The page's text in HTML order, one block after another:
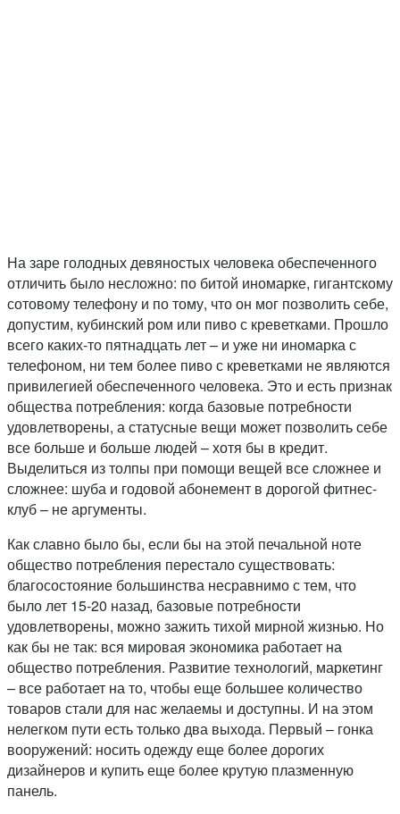
На заре голодных девяностых человека обеспеченного
отличить было несложно: по битой иномарке, гигантскому
сотовому телефону и по тому, что он мог позволить себе,
допустим, кубинский ром или пиво с креветками. Прошло
всего каких-то пятнадцать лет – и уже ни иномарка с
телефоном, ни тем более пиво с креветками не являются
привилегией обеспеченного человека. Это и есть признак
общества потребления: когда базовые потребности
удовлетворены, а статусные вещи может позволить себе
все больше и больше людей – хотя бы в кредит.
Выделиться из толпы при помощи вещей все сложнее и
сложнее: шуба и годовой абонемент в дорогой фитнес-
клуб – не аргументы.
Как славно было бы, если бы на этой печальной ноте
общество потребления перестало существовать:
благосостояние большинства несравнимо с тем, что
было лет 15-20 назад, базовые потребности
удовлетворены, можно зажить тихой мирной жизнью. Но
как бы не так: вся мировая экономика работает на
общество потребления. Развитие технологий, маркетинг
– все работает на то, чтобы еще большее количество
товаров стали для нас желаемы и доступны. И на этом
нелегком пути есть только два выхода. Первый – гонка
вооружений: носить одежду еще более дорогих
дизайнеров и купить еще более крутую плазменную
панель.